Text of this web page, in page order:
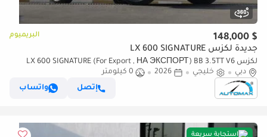
$ 148,000 البريميوم
جديدة لكزس LX 600 SIGNATURE
لكزس LX 600 SIGNATURE (For Export , НА ЭКСПОРТ) BB 3.5TT V6
AWD GCC 2026 Без пробега
دبي خليجي 2026
0 كيلومتر
إتصل
واتساب
استجابة سريعة